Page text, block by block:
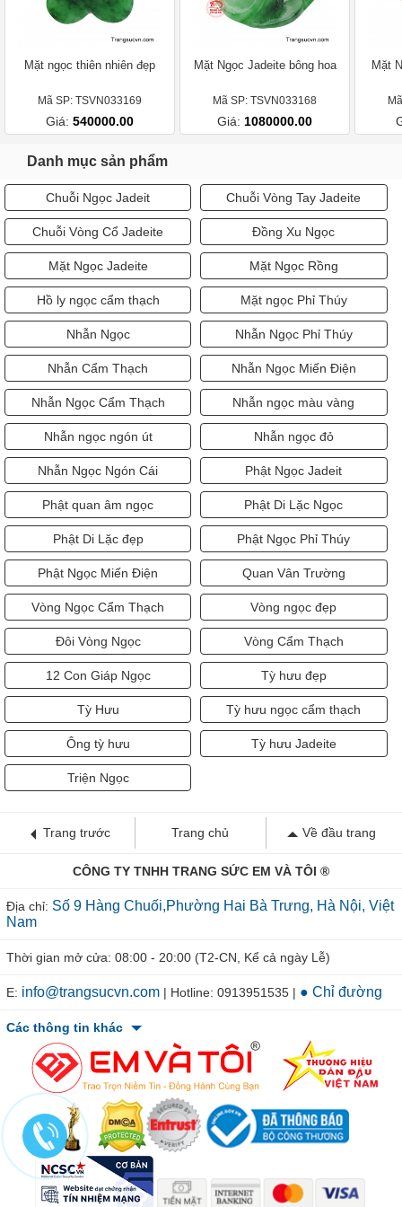
Mặt ngọc thiên nhiên đẹp
Mã SP: TSVN033169
Giá: 540000.00
Mặt Ngọc Jadeite bông hoa
Mã SP: TSVN033168
Giá: 1080000.00
Mặt
Danh mục sản phẩm
Chuỗi Ngọc Jadeit Chuỗi Vòng Tay Jadeite
Chuỗi Vòng Cổ Jadeite Đồng Xu Ngọc
Mặt Ngọc Jadeite Mặt Ngọc Rồng
Hồ ly ngọc cẩm thạch Mặt ngọc Phỉ Thúy
Nhẫn Ngọc Nhẫn Ngọc Phỉ Thúy
Nhẫn Cẩm Thạch Nhẫn Ngọc Miến Điện
Nhẫn Ngọc Cẩm Thạch Nhẫn ngọc màu vàng
Nhẫn ngọc ngón út Nhẫn ngọc đỏ
Nhẫn Ngọc Ngón Cái Phật Ngọc Jadeit
Phật quan âm ngọc Phật Di Lặc Ngọc
Phật Di Lặc đẹp Phật Ngọc Phỉ Thúy
Phật Ngọc Miến Điện Quan Vân Trường
Vòng Ngọc Cẩm Thạch Vòng ngọc đẹp
Đôi Vòng Ngọc Vòng Cẩm Thạch
12 Con Giáp Ngọc Tỳ hưu đẹp
Tỳ Hưu Tỳ hưu ngọc cẩm thạch
Ông tỳ hưu Tỳ hưu Jadeite
Triện Ngọc
Trang trước Trang chủ Về đầu trang
CÔNG TY TNHH TRANG SỨC EM VÀ TÔI ®
Địa chỉ: Số 9 Hàng Chuối,Phường Hai Bà Trưng, Hà Nội, Việt
Nam
Thời gian mở cửa: 08:00 - 20:00 (T2-CN, Kể cả ngày Lễ)
E: info@trangsucvn.com | Hotline: 0913951535 | ● Chỉ đường
Các thông tin khác